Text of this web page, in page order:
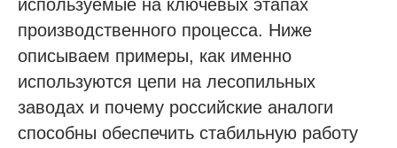
используемые на ключевых этапах
производственного процесса. Ниже
описываем примеры, как именно
используются цепи на лесопильных
заводах и почему российские аналоги
способны обеспечить стабильную работу